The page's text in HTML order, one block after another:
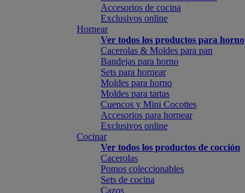
Accesorios de cocina
Exclusivos online
Hornear
Ver todos los productos para horno
Cacerolas & Moldes para pan
Bandejas para horno
Sets para hornear
Moldes para horno
Moldes para tartas
Cuencos y Mini Cocottes
Accesorios para hornear
Exclusivos online
Cocinar
Ver todos los productos de cocción
Cacerolas
Pomos coleccionables
Sets de cocina
Cazos